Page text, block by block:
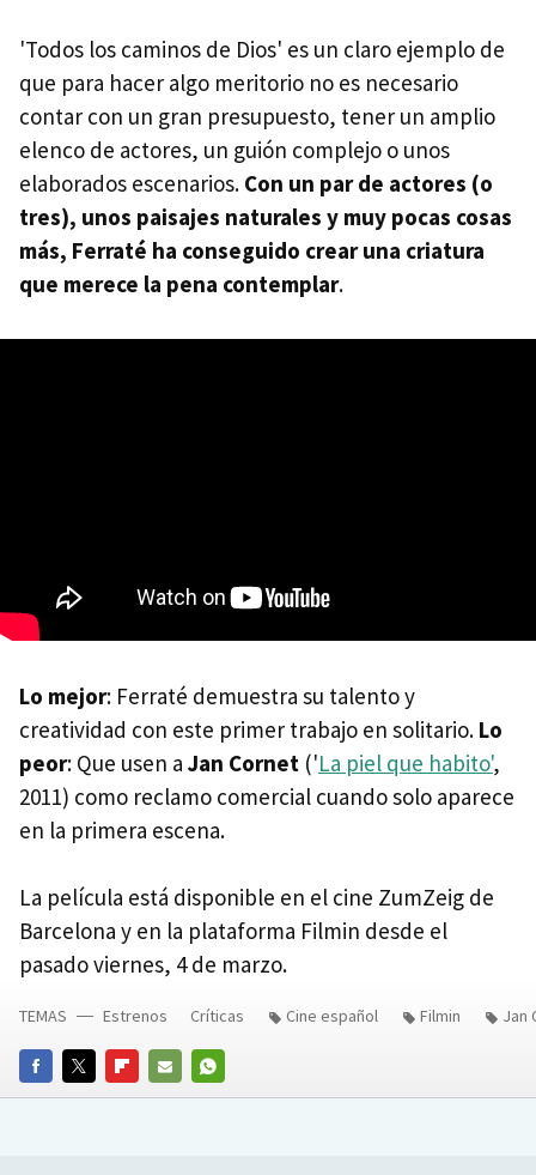
'Todos los caminos de Dios' es un claro ejemplo de
que para hacer algo meritorio no es necesario
contar con un gran presupuesto, tener un amplio
elenco de actores, un guión complejo o unos
elaborados escenarios. Con un par de actores (o
tres), unos paisajes naturales y muy pocas cosas
más, Ferraté ha conseguido crear una criatura
que merece la pena contemplar.
Lo mejor: Ferraté demuestra su talento y
creatividad con este primer trabajo en solitario. Lo
peor: Que usen a Jan Cornet ('La piel que habito',
2011) como reclamo comercial cuando solo aparece
en la primera escena.
La película está disponible en el cine ZumZeig de
Barcelona y en la plataforma Filmin desde el
pasado viernes, 4 de marzo.
FACEBOOKTWITTERFLIPBOARD
E-
WHATSAPP
TEMAS Estrenos Críticas Cine español Filmin Jan